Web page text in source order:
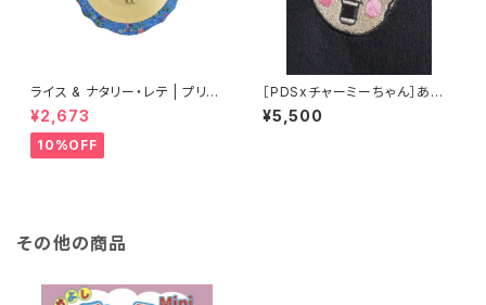
ライス & ナタリー・レテ | プリン
トメラミンボウル Sサイズ 【タイ
製】
¥2,673
10%OFF
［PDSxチャーミーちゃん］あい
つチャーミー刺繍TEE
¥5,500
その他の商品